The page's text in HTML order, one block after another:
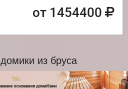
от 1454400
из бруса